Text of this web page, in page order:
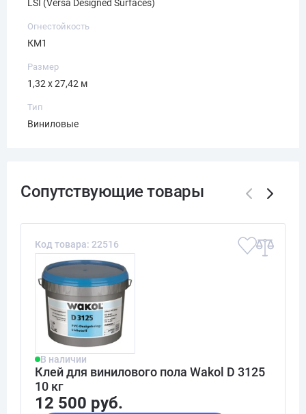
LSI (Versa Designed Surfaces)
Огнестойкость
КМ1
Размер
1,32 x 27,42 м
Тип
Виниловые
Код товара: 22516
В наличии
Клей для винилового пола Wakol D 3125
10 кг
12 500 руб.